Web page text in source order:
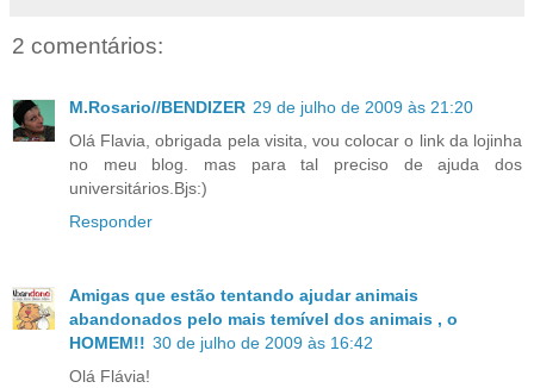
2 comentários:
M.Rosario//BENDIZER 29 de julho de 2009 às 21:20
Olá Flavia, obrigada pela visita, vou colocar o link da lojinha
no meu blog. mas para tal preciso de ajuda dos
universitários.Bjs:)
Responder
Amigas que estão tentando ajudar animais
abandonados pelo mais temível dos animais , o
HOMEM!! 30 de julho de 2009 às 16:42
Olá Flávia!